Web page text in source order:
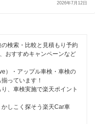
2026年7月12日
検索・比較と見積もり予約
おすすめキャンペーンなど
）・アップル車検・車検の
っています！
、車検実施で楽天ポイント
しこく探そう楽天Car車